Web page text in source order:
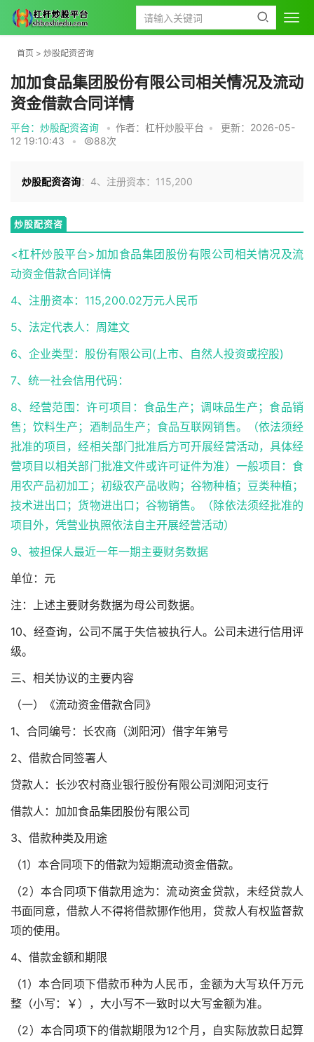
首页 > 炒股配资咨询
加加食品集团股份有限公司相关情况及流动
资金借款合同详情
平台：炒股配资咨询 • 作者：杠杆炒股平台 •
更新：2026-05-
12 19:10:43
• 88次
炒股配资咨询：4、注册资本：115,200
炒股配资咨
<杠杆炒股平台>加加食品集团股份有限公司相关情况及流
动资金借款合同详情
4、注册资本：115,200.02万元人民币
5、法定代表人：周建文
6、企业类型：股份有限公司(上市、自然人投资或控股)
7、统一社会信用代码：
8、经营范围：许可项目：食品生产；调味品生产；食品销
售；饮料生产；酒制品生产；食品互联网销售。（依法须经
批准的项目，经相关部门批准后方可开展经营活动，具体经
营项目以相关部门批准文件或许可证件为准）一般项目：食
用农产品初加工；初级农产品收购；谷物种植；豆类种植；
技术进出口；货物进出口；谷物销售。（除依法须经批准的
项目外，凭营业执照依法自主开展经营活动）
9、被担保人最近一年一期主要财务数据
单位：元
注：上述主要财务数据为母公司数据。
10、经查询，公司不属于失信被执行人。公司未进行信用评
级。
三、相关协议的主要内容
（一）《流动资金借款合同》
1、合同编号：长农商（浏阳河）借字年第号
2、借款合同签署人
贷款人：长沙农村商业银行股份有限公司浏阳河支行
借款人：加加食品集团股份有限公司
3、借款种类及用途
（1）本合同项下的借款为短期流动资金借款。
（2）本合同项下借款用途为：流动资金贷款，未经贷款人
书面同意，借款人不得将借款挪作他用，贷款人有权监督款
项的使用。
4、借款金额和期限
（1）本合同项下借款币种为人民币，金额为大写玖仟万元
整（小写：￥），大小写不一致时以大写金额为准。
（2）本合同项下的借款期限为12个月，自实际放款日起算